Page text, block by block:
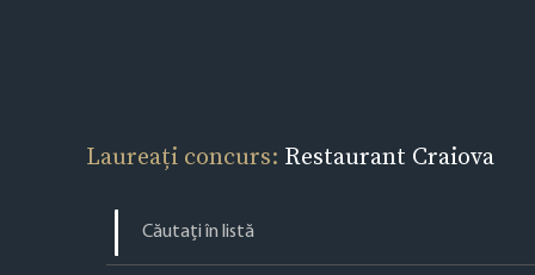
Laureați concurs: Restaurant Craiova